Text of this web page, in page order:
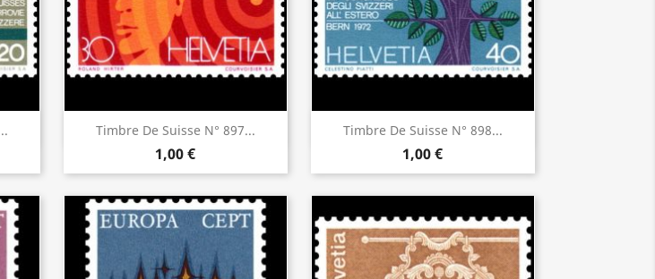
Timbre De Suisse N° 897...
1,00 €
Aperçu rapide Timbre De Suisse N° 898...
1,00 €
Aperçu rapide